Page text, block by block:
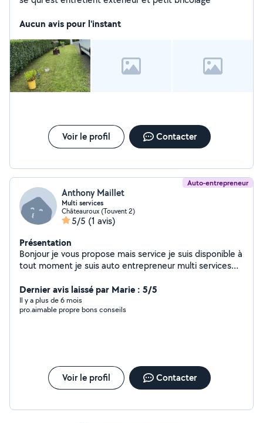
Aucun avis pour l'instant
Voir le profil Contacter
Auto-entrepreneur
Anthony Maillet
Multi services
Châteauroux (Touvent 2)
5/5 (1 avis)
Présentation
Bonjour je vous propose mais service je suis disponible à
tout moment je suis auto entrepreneur multi services
extérieurs jardins toiture espace vert exetera
Dernier avis laissé par Marie : 5/5
Il y a plus de 6 mois
pro.aimable propre bons conseils
Voir le profil Contacter